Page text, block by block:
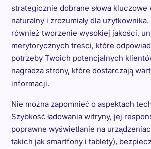
strategicznie dobrane słowa kluczowe
naturalny i zrozumiały dla
również tworzenie wysokiej jakości,
merytorycznych treści, które
potrzeby Twoich potencjalnych
nagradza strony, które dostarczają
informacji.
Nie można zapomnieć o aspektach
Szybkość ładowania witryny, jej
poprawne wyświetlanie na
takich jak smartfony i tablety),